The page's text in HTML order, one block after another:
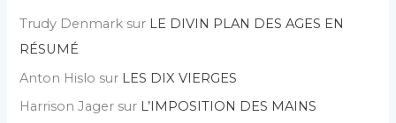
Trudy Denmark sur LE DIVIN PLAN DES AGES EN
RÉSUMÉ
Anton Hislo sur LES DIX VIERGES
Harrison Jager sur L’IMPOSITION DES MAINS